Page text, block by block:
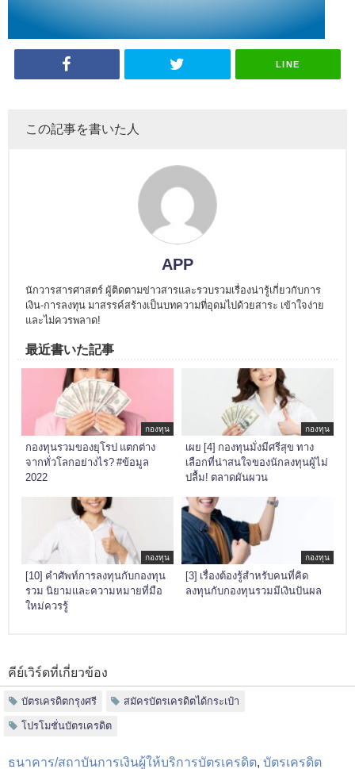
LINE
この記事を書いた人
APP
นักวารสารศาสตร์ ผู้ติดตามข่าวสารและรวบรวมเรื่องน่ารู้เกี่ยวกับการ
เงิน-การลงทุน มาสรรค์สร้างเป็นบทความที่อุดมไปด้วยสาระ เข้าใจง่าย
และไม่ควรพลาด!
最近書いた記事
กองทุน
กองทุนรวมของยุโรป แตกต่าง
จากทั่วโลกอย่างไร? #ข้อมูล
2022
กองทุน
เผย [4] กองทุนมั่งมีศรีสุข ทาง
เลือกที่น่าสนใจของนักลงทุนผู้ไม่
ปลื้ม! ตลาดผันผวน
กองทุน
[10] คำศัพท์การลงทุนกับกองทุน
รวม นิยามและความหมายที่มือ
ใหม่ควรรู้
กองทุน
[3] เรื่องต้องรู้สำหรับคนที่คิด
ลงทุนกับกองทุนรวมมีเงินปันผล
คีย์เวิร์ดที่เกี่ยวข้อง
บัตรเครดิตกรุงศรี สมัครบัตรเครดิตได้กระเป๋า
โปรโมชั่นบัตรเครดิต
ธนาคาร/สถาบันการเงินผู้ให้บริการบัตรเครดิต, บัตรเครดิต